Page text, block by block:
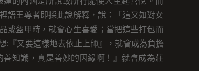
向
下
鍵
以
語王尊者即採此說解釋，說：「這又如對女
或盔甲時，就會心生喜愛；當把這些打包而
:『又要這樣地去依止上師』，就會成為負擔
知識，真是善妙的因緣啊！』就會成為莊